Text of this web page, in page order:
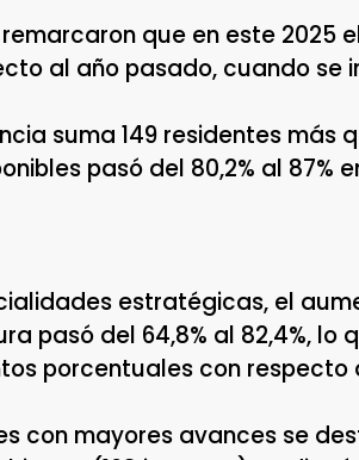
que en este 2025
al año pasado, cuando se
suma 149 residentes más
pasó del 80,2% al 87%
estratégicas, el
pasó del 64,8% al 82,4%, lo
porcentuales con
con mayores avances se